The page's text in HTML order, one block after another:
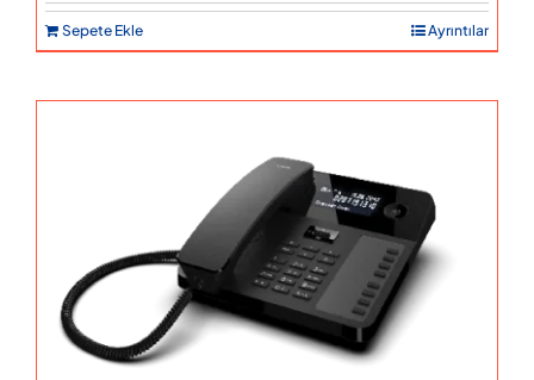
Sepete Ekle Ayrıntılar